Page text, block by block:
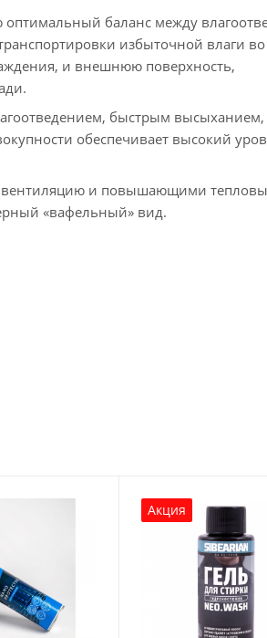
баланс между
избыточной влаги
и внешнюю поверхность,
быстрым высыханием,
обеспечивает высокий
вентиляцию и повышающими
«вафельный» вид.
Акция